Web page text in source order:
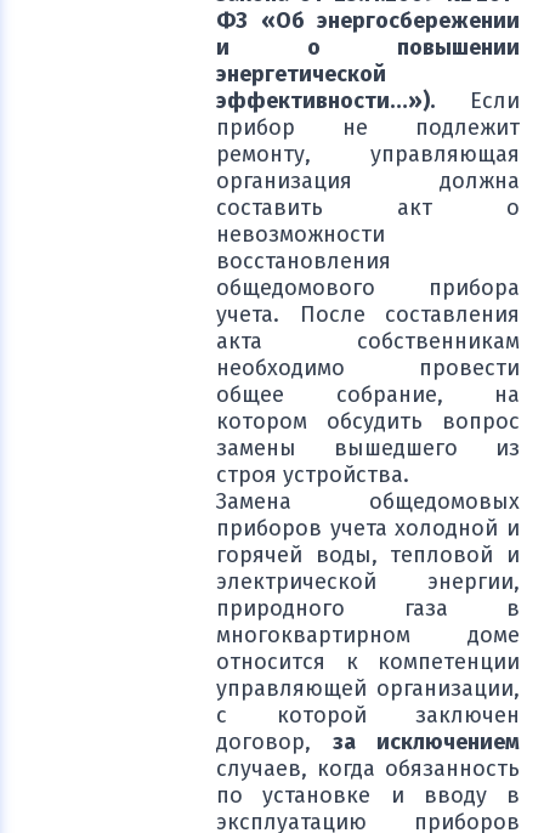
ФЗ «Об энергосбережении
и о повышении
энергетической
эффективности…»). Если
прибор не подлежит
ремонту, управляющая
организация должна
составить акт о
невозможности
восстановления
общедомового прибора
учета. После составления
акта собственникам
необходимо провести
общее собрание, на
котором обсудить вопрос
замены вышедшего из
строя устройства.
Замена общедомовых
приборов учета холодной и
горячей воды, тепловой и
электрической энергии,
природного газа в
многоквартирном доме
относится к компетенции
управляющей организации,
с которой заключен
договор, за исключением
случаев, когда обязанность
по установке и вводу в
эксплуатацию приборов